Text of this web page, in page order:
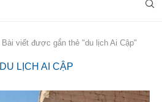
Bài viết được gắn thẻ "du lịch Ai Cập"
DU LỊCH AI CẬP